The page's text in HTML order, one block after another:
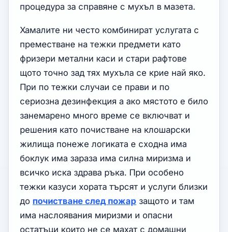
процедура за справяне с мухъл в мазета.
Хамалите ни често комбинират услугата с
преместване на тежки предмети като
фризери метални каси и стари рафтове
щото точно зад тях мухъла се крие най яко.
При по тежки случаи се прави и по
сериозна дезинфекция а ако мястото е било
занемарено много време се включват и
решения като почистване на клошарски
жилища понеже логиката е сходна има
боклук има зараза има силна миризма и
всичко иска здрава ръка. При особено
тежки казуси хората търсят и услуги близки
до почистване след пожар защото и там
има наслоявания миризми и опасни
остатъци които не се махат с домашни